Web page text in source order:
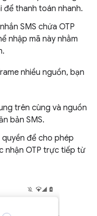
để thanh toán nhanh.
SMS chứa OTP
nhập mã này nhằm
nhiều nguồn, bạn
trên cùng và nguồn
bản SMS.
để cho phép
nhận OTP trực tiếp từ